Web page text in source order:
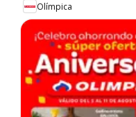
Olímpica